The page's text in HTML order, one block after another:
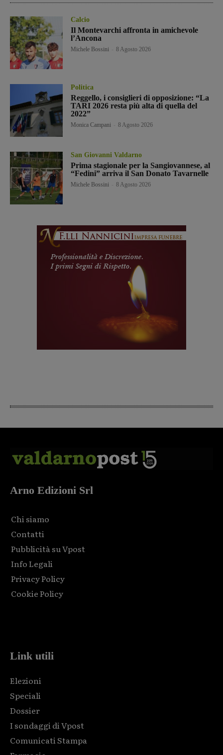
Calcio
Il Montevarchi affronta in amichevole
l’Ancona
Michele Bossini 8 Agosto 2026
Politica
Reggello, i consiglieri di opposizione: “La
TARI 2026 resta più alta di quella del
2022”
Monica Campani 8 Agosto 2026
San Giovanni Valdarno
Prima stagionale per la Sangiovannese, al
“Fedini” arriva il San Donato Tavarnelle
Michele Bossini 8 Agosto 2026
Arno Edizioni Srl
Chi siamo
Contatti
Pubblicità su Vpost
Info Legali
Privacy Policy
Cookie Policy
Link utili
Elezioni
Speciali
Dossier
I sondaggi di Vpost
Comunicati Stampa